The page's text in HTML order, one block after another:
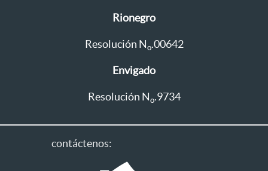
Rionegro
Resolución N o.00642
Envigado
Resolución N o.9734
contáctenos: